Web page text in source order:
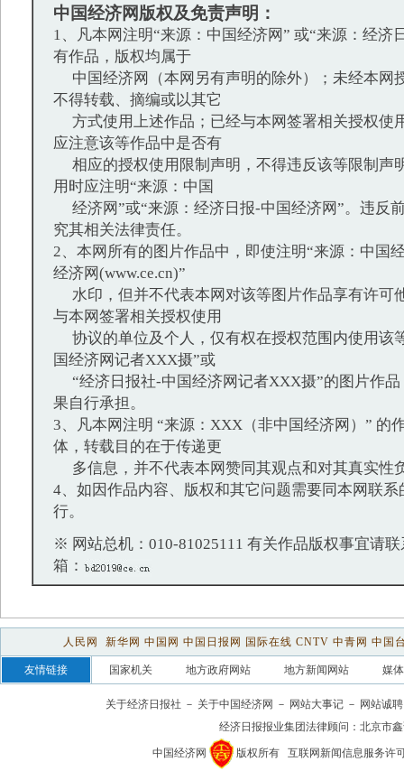
中国经济网版权及免责声明：
1、凡本网注明“来源：中国经济网” 或“来源：经济
有作品，版权均属于
中国经济网（本网另有声明的除外）；未经本网
不得转载、摘编或以其它
方式使用上述作品；已经与本网签署相关授权使
应注意该等作品中是否有
相应的授权使用限制声明，不得违反该等限制声
用时应注明“来源：中国
经济网”或“来源：经济日报-中国经济网”。违反
究其相关法律责任。
2、本网所有的图片作品中，即使注明“来源：中国
经济网(www.ce.cn)”
水印，但并不代表本网对该等图片作品享有许可
与本网签署相关授权使用
协议的单位及个人，仅有权在授权范围内使用该
国经济网记者XXX摄”或
“经济日报社-中国经济网记者XXX摄”的图片作品
果自行承担。
3、凡本网注明 “来源：XXX（非中国经济网）” 的
体，转载目的在于传递更
多信息，并不代表本网赞同其观点和对其真实性
4、如因作品内容、版权和其它问题需要同本网联系
行。
※ 网站总机：010-81025111 有关作品版权事宜请联
箱：
人民网 新华网 中国网 中国日报网 国际在线 CNTV 中青网 中国
友情链接 国家机关 地方政府网站 地方新闻网站 媒
关于经济日报社 － 关于中国经济网 － 网站大事记 － 网站诚聘
经济日报报业集团法律顾问： 北京市
中国经济网 版权所有 互联网新闻信息服务许